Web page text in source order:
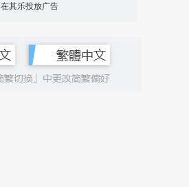
在其乐投放广告